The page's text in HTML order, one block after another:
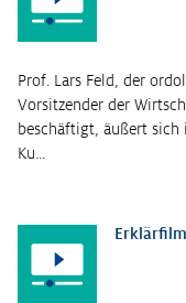
Prof. Lars Feld, der
Vorsitzender der
beschäftigt, äußert sich
Ku…